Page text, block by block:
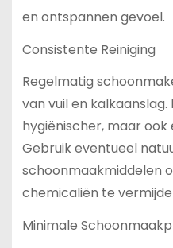
en ontspannen gevoel.
Consistente Reiniging
Regelmatig
van vuil en
hygiënischer, maar
Gebruik eventueel
schoonmaakmiddelen
chemicaliën te
Minimale